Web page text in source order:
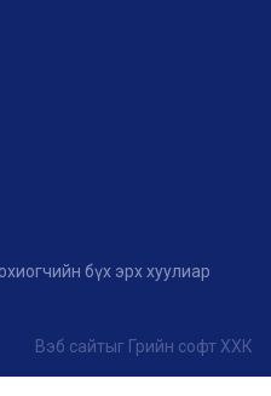
бүх эрх хуулиар
Вэб сайтыг Грийн софт ХХК